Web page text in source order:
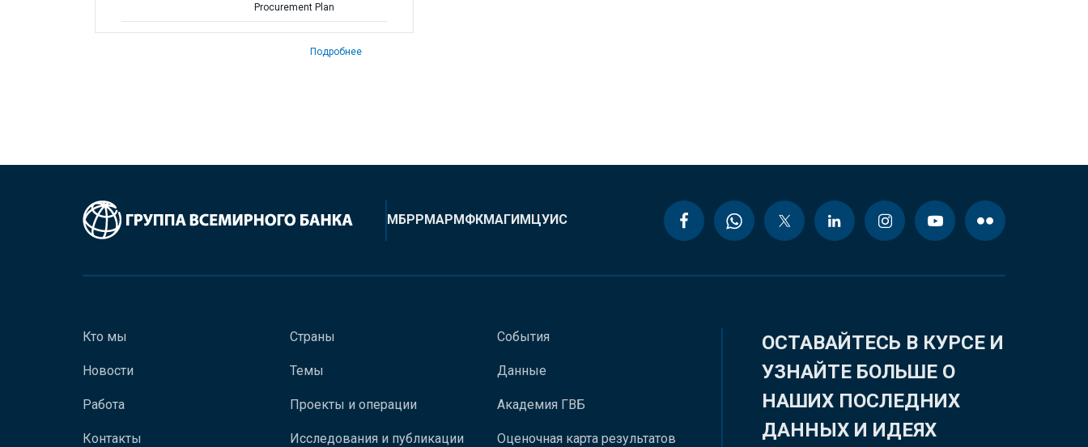
Procurement Plan
Подробнее
МБРРМАРМФКМАГИМЦУИС
Кто мы
Новости
Работа
Контакты
Страны
Темы
Проекты и операции
Исследования и публикации
События
Данные
Академия ГВБ
Оценочная карта результатов
ОСТАВАЙТЕСЬ В КУРСЕ И
УЗНАЙТЕ БОЛЬШЕ О
НАШИХ ПОСЛЕДНИХ
ДАННЫХ И ИДЕЯХ